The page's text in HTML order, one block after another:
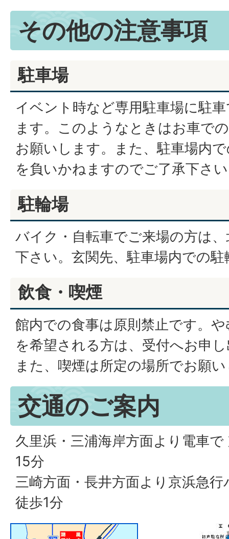
その他の注意事項
駐車場
イベント時など専用駐車場に駐
ます。このようなときはお車で
お願いします。また、駐車場内
を負いかねますのでご了承下さ
駐輪場
バイク・自転車でご来場の方は
下さい。玄関先、駐車場内での
飲食・喫煙
館内での食事は原則禁止です。
を希望される方は、受付へお申
また、喫煙は所定の場所でお願
交通のご案内
久里浜・三浦海岸方面より電車
15分
三崎方面・長井方面より京浜急
徒歩1分